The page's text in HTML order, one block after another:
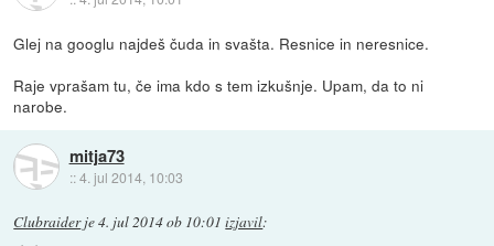
Glej na googlu najdeš čuda in svašta. Resnice in neresnice.
Raje vprašam tu, če ima kdo s tem izkušnje. Upam, da to ni
narobe.
mitja73
::4. jul 2014, 10:03
Clubraiderje4. jul 2014 ob 10:01 izjavil: